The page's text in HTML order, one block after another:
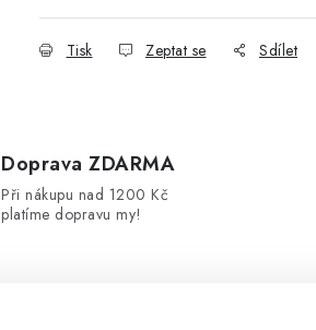
Tisk Zeptat se Sdílet
Doprava ZDARMA
Při nákupu nad 1200 Kč
platíme dopravu my!